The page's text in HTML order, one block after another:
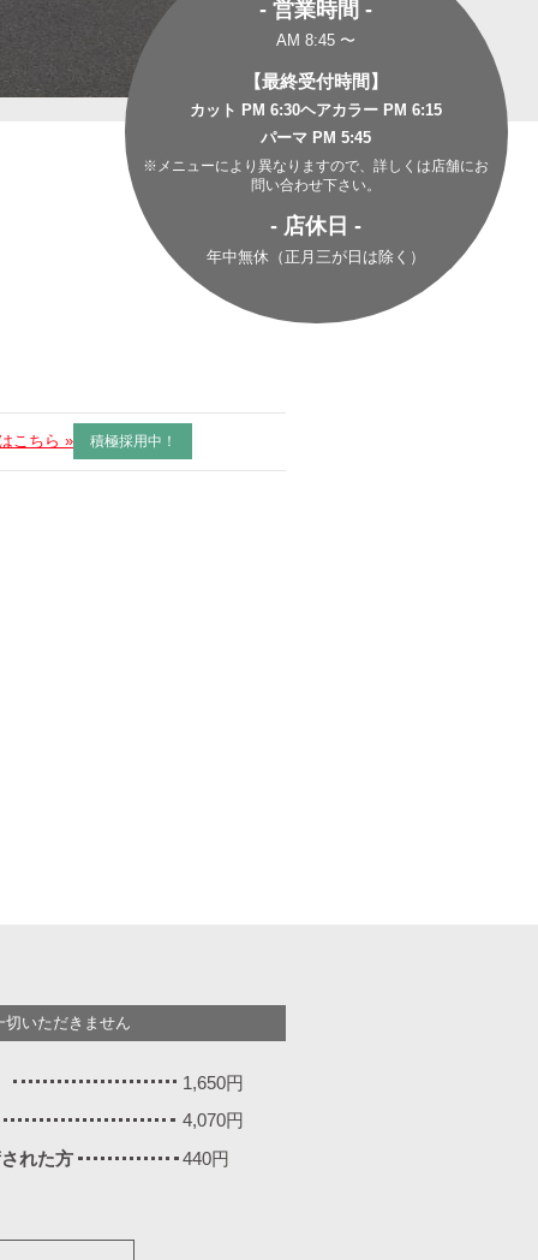
- 営業時間 -
AM 8:45 〜
【最終受付時間】
カット PM 6:30ヘアカラー PM 6:15
パーマ PM 5:45
※メニューにより異なりますので、詳しくは店舗にお
問い合わせ下さい。
- 店休日 -
年中無休（正月三が日は除く）
こちら » 積極採用中！
切いただきません
1,650円
4,070円
れた方
440円